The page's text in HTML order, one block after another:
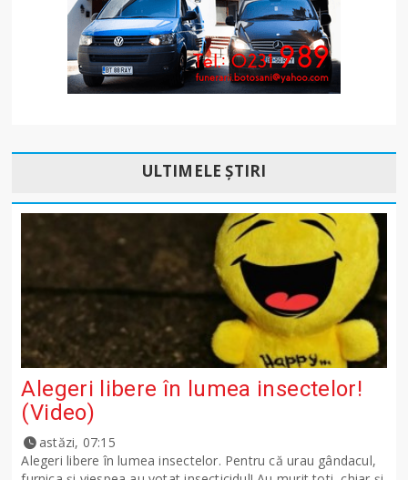
ULTIMELE ȘTIRI
Alegeri libere în lumea insectelor!
(Video)
astăzi, 07:15
Alegeri libere în lumea insectelor. Pentru că urau gândacul,